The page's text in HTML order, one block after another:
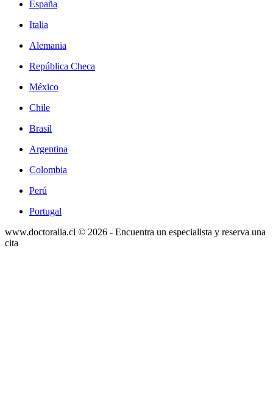
España
Italia
Alemania
República Checa
México
Chile
Brasil
Argentina
Colombia
Perú
Portugal
www.doctoralia.cl © 2026 - Encuentra un especialista y reserva una
cita